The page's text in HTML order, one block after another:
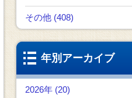
その他 (408)
年別アーカイブ
2026年 (20)